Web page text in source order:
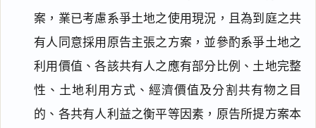
案，業已考慮系爭土地之使用現況，且為到庭之共
有人同意採用原告主張之方案，並參酌系爭土地之
利用價值、各該共有人之應有部分比例、土地完整
性、土地利用方式、經濟價值及分割共有物之目
的、各共有人利益之衡平等因素，原告所提方案本